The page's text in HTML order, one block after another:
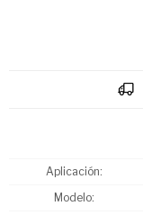
Aplicación
Modelo